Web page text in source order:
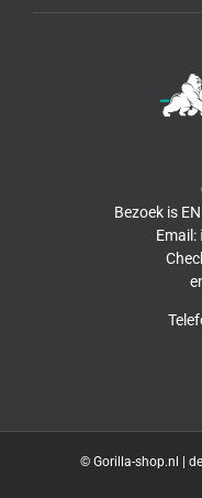
Bezoek is
Email:
© Gorilla-shop.nl |